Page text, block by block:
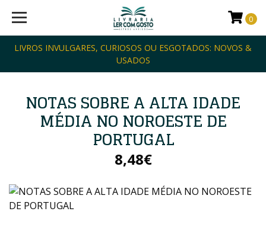
LIVROS INVULGARES, CURIOSOS OU ESGOTADOS: NOVOS &
USADOS
0
NOTAS SOBRE A ALTA IDADE
MÉDIA NO NOROESTE DE
PORTUGAL
8,48€